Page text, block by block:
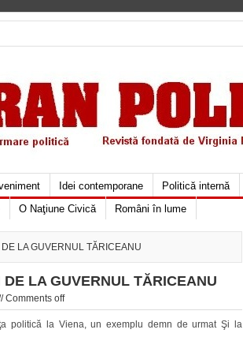
Idei contemporane Politică internă
O Naţiune Civică Români în lume
LA GUVERNUL TĂRICEANU
LA GUVERNUL TĂRICEANU
Comments off
politică la Viena, un exemplu demn de urmat Şi la